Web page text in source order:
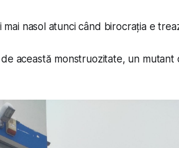
nasol atunci când birocrația e
această monstruozitate, un mutant